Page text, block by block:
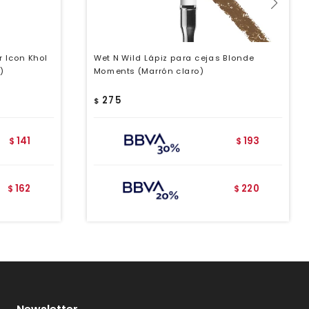
Icon Khol
$ 141
$ 162
Wet N Wild Lápiz para cejas Blonde
Moments (Marrón claro)
$ 275
$ 193
$ 220